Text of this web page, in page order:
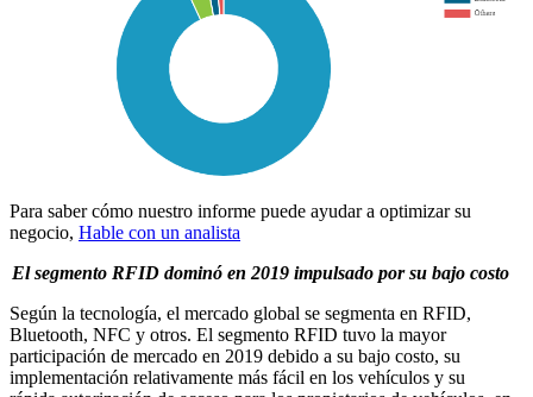
Para saber cómo nuestro informe puede ayudar a optimizar su
negocio, Hable con un analista
El segmento RFID dominó en 2019 impulsado por su bajo costo
Según la tecnología, el mercado global se segmenta en RFID,
Bluetooth, NFC y otros. El segmento RFID tuvo la mayor
participación de mercado en 2019 debido a su bajo costo, su
implementación relativamente más fácil en los vehículos y su